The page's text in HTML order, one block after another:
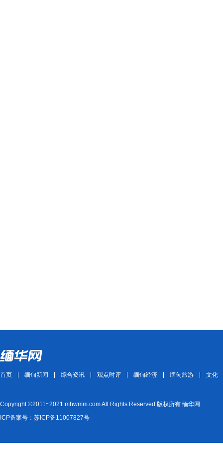
首页 缅甸新闻 综合资讯 观点时评 缅甸经济 缅甸旅游 文化
Copyright ©2011~2021 mhwmm.com All Rights Reserved 版权所有 缅华网
ICP备案号：苏ICP备11007827号